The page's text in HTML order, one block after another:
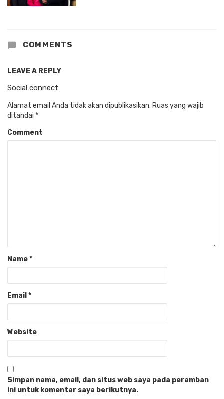
COMMENTS
LEAVE A REPLY
Social connect:
Alamat email Anda tidak akan dipublikasikan. Ruas yang wajib
ditandai *
Comment
Name*
Email *
Website
Simpan nama, email, dan situs web saya pada peramban
ini untuk komentar saya berikutnya.